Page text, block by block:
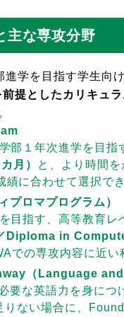
主な専攻分野
学を目指す学生向
提としたカリキュラ
部１年次進学を目指
月） と、より時間
績に合わせて選択でき
ロマプログラム）
目指す、高等教育レ
Diploma in
での専攻内容に近い
（Language
要な英語力を身につ
りない場合に、